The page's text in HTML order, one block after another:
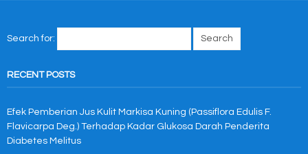
Search for:
RECENT POSTS
Efek Pemberian Jus Kulit Markisa Kuning (Passiflora Edulis F.
Flavicarpa Deg.) Terhadap Kadar Glukosa Darah Penderita
Diabetes Melitus